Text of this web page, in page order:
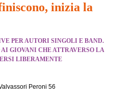
inizia la
PER AUTORI SINGOLI E BAND.
GIOVANI CHE ATTRAVERSO LA
LIBERAMENTE
Peroni 56